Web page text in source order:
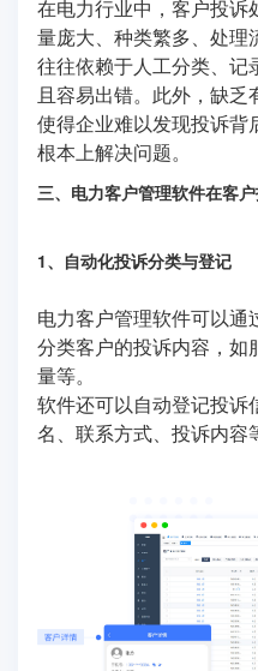
在电力行业中，客户投诉
量庞大、种类繁多、处理
往往依赖于人工分类、记
且容易出错。此外，缺乏
使得企业难以发现投诉背
根本上解决问题。
三、电力客户管理软件在客
1、自动化投诉分类与登记
电力客户管理软件可以
分类客户的投诉内容，如
量等。
软件还可以自动登记投诉
名、联系方式、投诉内容